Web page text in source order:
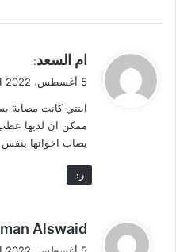
ي
ق
ل
ام السعد:
5 أغسطس، 2022 الساعة 1:28 م
ابنتي كانت مصابة
ممكن ان لديها عطب
يصاب اخواتها
رد
ي
ق
Alswaid